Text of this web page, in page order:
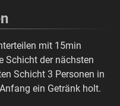
mit 15min
Schicht der nächsten
Schicht 3 Personen in
ein Getränk holt.